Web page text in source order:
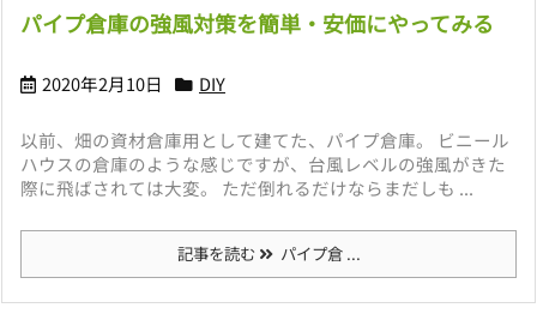
パイプ倉庫の強風対策を簡単・安価にやってみる
2020年2月10日 DIY
以前、畑の資材倉庫用として建てた、パイプ倉庫。 ビニール
ハウスの倉庫のような感じですが、台風レベルの強風がきた
際に飛ばされては大変。 ただ倒れるだけならまだしも ...
記事を読む パイプ倉 ...